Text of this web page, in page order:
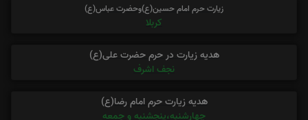
زیارت حرم امام حسین(ع)وحضرت عباس(ع)
کربلا
هدیه زیارت در حرم حضرت علی(ع)
نجف اشرف
هدیه زیارت حرم امام رضا(ع)
چهارشنبه،پنجشنبه و جمعه